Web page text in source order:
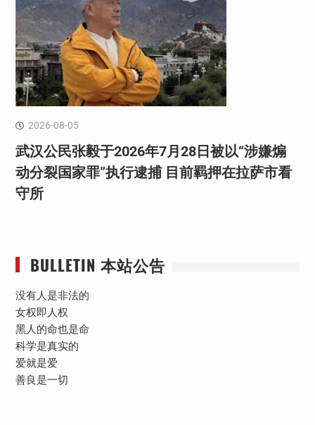
2026-08-05
武汉公民张毅于2026年7月28日被以“涉嫌煽
动分裂国家罪”执行逮捕 目前羁押在拉萨市看
守所
BULLETIN 本站公告
没有人是非法的
女权即人权
黑人的命也是命
科学是真实的
爱就是爱
善良是一切